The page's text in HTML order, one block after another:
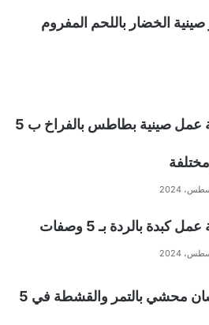
الخضار باللحم المفروم
طريقة عمل صينية بطاطس بالفراخ ب 5
كبدة بالردة بـ 5 وصفات
كرواسان محشي بالتمر والقشطة في 5